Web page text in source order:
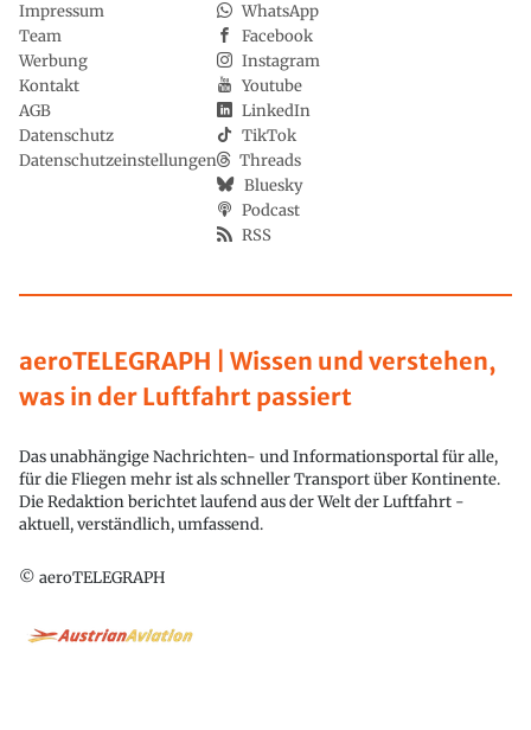
aeroTELEGRAPH | Wissen und verstehen,
was in der Luftfahrt passiert
Das unabhängige Nachrichten- und Informationsportal für alle,
für die Fliegen mehr ist als schneller Transport über Kontinente.
Die Redaktion berichtet laufend aus der Welt der Luftfahrt -
aktuell, verständlich, umfassend.
© aeroTELEGRAPH
Impressum
Team
Werbung
Kontakt
AGB
Datenschutz
Datenschutzeinstellungen
WhatsApp
Facebook
Instagram
Youtube
LinkedIn
TikTok
Threads
Bluesky
Podcast
RSS